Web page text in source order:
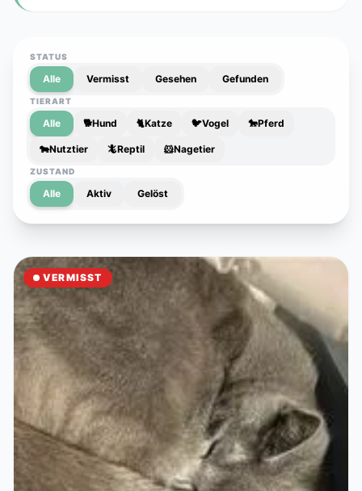
STATUS
Alle Vermisst Gesehen Gefunden
TIERART
Alle 🐕Hund 🐈Katze 🐦Vogel 🐎Pferd
🐄Nutztier 🦎Reptil 🐹Nagetier
ZUSTAND
Alle Aktiv Gelöst
VERMISST